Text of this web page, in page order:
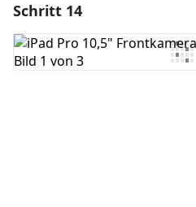
Kommentar hinzufügen
Schritt 14